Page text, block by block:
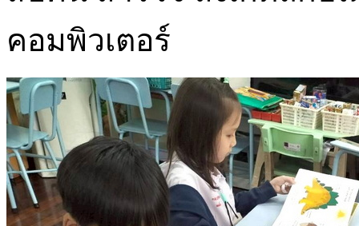
คอมพิวเตอร์